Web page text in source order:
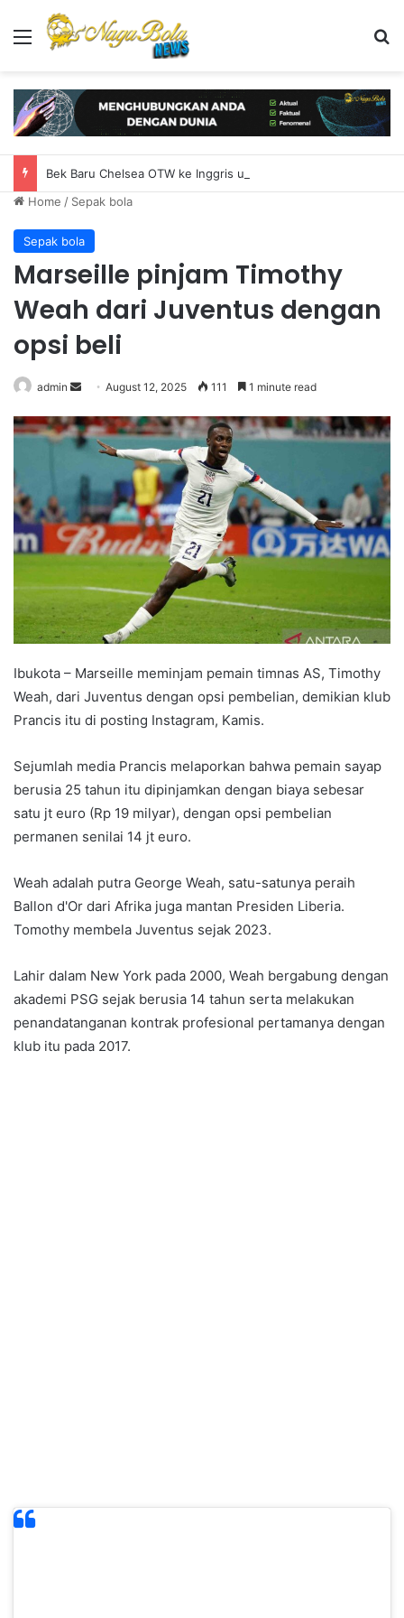
Menu
Home / Sepak bola
Sepak bola
Marseille pinjam Timothy
Weah dari Juventus dengan
opsi beli
admin
n
d
a
n
e
m
a
August 12, 2025 111 1 minute read
Ibukota – Marseille meminjam pemain timnas AS, Timothy
Weah, dari Juventus dengan opsi pembelian, demikian klub
Prancis itu di posting Instagram, Kamis.
Sejumlah media Prancis melaporkan bahwa pemain sayap
berusia 25 tahun itu dipinjamkan dengan biaya sebesar
satu jt euro (Rp 19 milyar), dengan opsi pembelian
permanen senilai 14 jt euro.
Weah adalah putra George Weah, satu-satunya peraih
Ballon d'Or dari Afrika juga mantan Presiden Liberia.
Tomothy membela Juventus sejak 2023.
Lahir dalam New York pada 2000, Weah bergabung dengan
akademi PSG sejak berusia 14 tahun serta melakukan
penandatanganan kontrak profesional pertamanya dengan
klub itu pada 2017.